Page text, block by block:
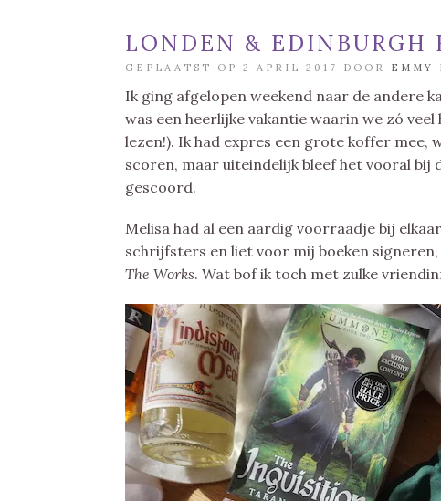
LONDEN & EDINBURGH
GEPLAATST OP 2 APRIL 2017 DOOR EMMY
Ik ging afgelopen weekend naar de andere
was een heerlijke vakantie waarin we zó
lezen!). Ik had expres een grote koffer
scoren, maar uiteindelijk bleef het vooral bij
gescoord.
Melisa had al een aardig voorraadje bij
schrijfsters en liet voor mij boeken
The Works. Wat bof ik toch met zulke